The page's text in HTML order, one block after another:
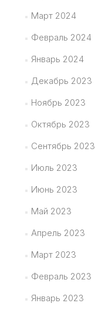
Март 2024
Февраль 2024
Январь 2024
Декабрь 2023
Ноябрь 2023
Октябрь 2023
Сентябрь 2023
Июль 2023
Июнь 2023
Май 2023
Апрель 2023
Март 2023
Февраль 2023
Январь 2023